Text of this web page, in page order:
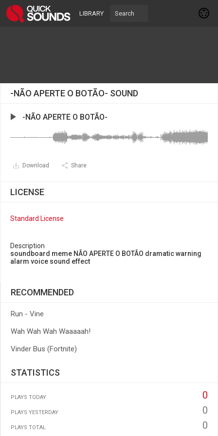
LIBRARY
-NÃO APERTE O BOTÃO- SOUND
-NÃO APERTE O BOTÃO-
Download Share
LICENSE
Standard License
Description
soundboard meme NÃO APERTE O BOTÃO dramatic warning
alarm voice sound effect
RECOMMENDED
Run - Vine
Wah Wah Wah Waaaaah!
Vinder Bus (Fortnite)
STATISTICS
PLAYS TODAY 0
PLAYS YESTERDAY 0
PLAYS TOTAL 0